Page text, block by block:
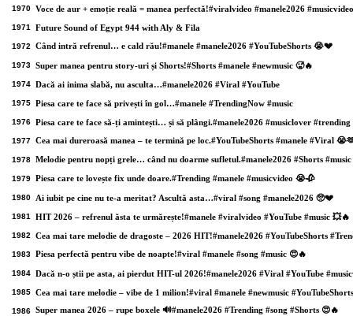
1970 Voce de aur + emoție reală = manea perfectă!#viralvideo #manele2026
1971 Future Sound of Egypt 944 with Aly & Fila
1972 Când intră refrenul… e cald rău!#manele #manele2026 #YouTubeShorts 😭💔
1973 Super manea pentru story-uri și Shorts!#Shorts #manele #newmusic 🥵🔥
1974 Dacă ai inima slabă, nu asculta…#manele2026 #Viral #YouTube
1975 Piesa care te face să privești în gol…#manele #TrendingNow #music
1976 Piesa care te face să-ți amintești… și să plângi.#manele2026 #musiclover #trending
1977 Cea mai dureroasă manea – te termină pe loc.#YouTubeShorts #manele #Viral
1978 Melodie pentru nopți grele… când nu doarme sufletul.#manele2026 #Shorts
1979 Piesa care te lovește fix unde doare.#Trending #manele #musicvideo 😭🥀
1980 Ai iubit pe cine nu te-a meritat? Ascultă asta…#viral #song #manele2026 🥺💔
1981 HIT 2026 – refrenul ăsta te urmărește!#manele #viralvideo #YouTube #music 💥🔥
1982 Cea mai tare melodie de dragoste – 2026 HIT!#manele2026 #YouTubeShorts
1983 Piesa perfectă pentru vibe de noapte!#viral #manele #song #music 😍🔥
1984 Dacă n-o știi pe asta, ai pierdut HIT-ul 2026!#manele2026 #Viral #YouTube
1985 Cea mai tare melodie – vibe de 1 milion!#viral #manele #newmusic
1986 Super manea 2026 – rupe boxele 🔊#manele2026 #Trending #song #Shorts 😍🔥